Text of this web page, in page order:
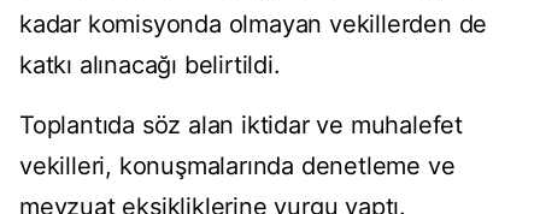
kadar komisyonda olmayan vekillerden de
katkı alınacağı belirtildi.
Toplantıda söz alan iktidar ve muhalefet
vekilleri, konuşmalarında denetleme ve
mevzuat eksikliklerine vurgu yaptı.